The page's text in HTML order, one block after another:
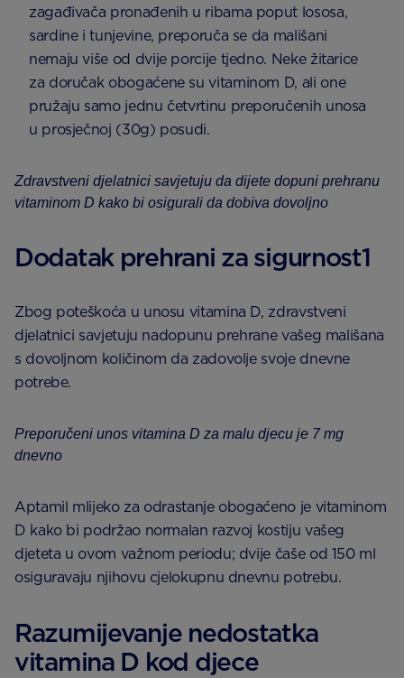
zagađivača pronađenih u ribama poput lososa,
sardine i tunjevine, preporuča se da mališani
nemaju više od dvije porcije tjedno. Neke žitarice
za doručak obogaćene su vitaminom D, ali one
pružaju samo jednu četvrtinu preporučenih unosa
u prosječnoj (30g) posudi.
Zdravstveni djelatnici savjetuju da dijete dopuni prehranu
vitaminom D kako bi osigurali da dobiva dovoljno
Dodatak prehrani za sigurnost1
Zbog poteškoća u unosu vitamina D, zdravstveni
djelatnici savjetuju nadopunu prehrane vašeg mališana
s dovoljnom količinom da zadovolje svoje dnevne
potrebe.
Preporučeni unos vitamina D za malu djecu je 7 mg
dnevno
Aptamil mlijeko za odrastanje obogaćeno je vitaminom
D kako bi podržao normalan razvoj kostiju vašeg
djeteta u ovom važnom periodu; dvije čaše od 150 ml
osiguravaju njihovu cjelokupnu dnevnu potrebu.
Razumijevanje nedostatka
vitamina D kod djece